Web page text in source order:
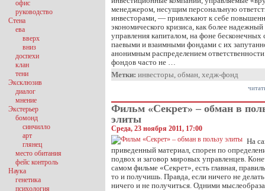
менеджером, несущим персональную
инвесторами, — привлекают к себе
экономического кризиса, как более
управления капиталом, на фоне
паевыми и взаимными фондами с их
анонимным распределением
фондов часто не …
Метки: инвесторы, обман, хедж-фонд
Фильм «Секрет» – обман в
элиты
Среда, 23 ноября 2011, 17:00
На
приведенный материал, спорен по
подвох и заговор мировых управленцев.
самом фильме «Секрет», есть главная,
то и получишь. Правда, если ничего не
ничего и не получиться. Одними
офис
руководство
Стена
ева
вверх
вниз
доспехи
клан
тени
Эксклюзив
диалог
мнение
Экстерьер
бомонд
синчилло
арт
глянец
место обитания
фейс контроль
Наука
генетика
психология